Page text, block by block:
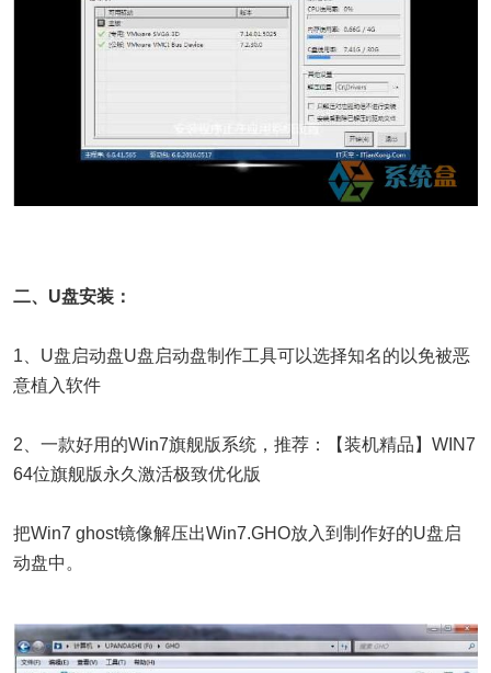
二、U盘安装：
1、U盘启动盘U盘启动盘制作工具可以选择知名的以免被恶
意植入软件
2、一款好用的Win7旗舰版系统，推荐：【装机精品】WIN7
64位旗舰版永久激活极致优化版
把Win7 ghost镜像解压出Win7.GHO放入到制作好的U盘启
动盘中。